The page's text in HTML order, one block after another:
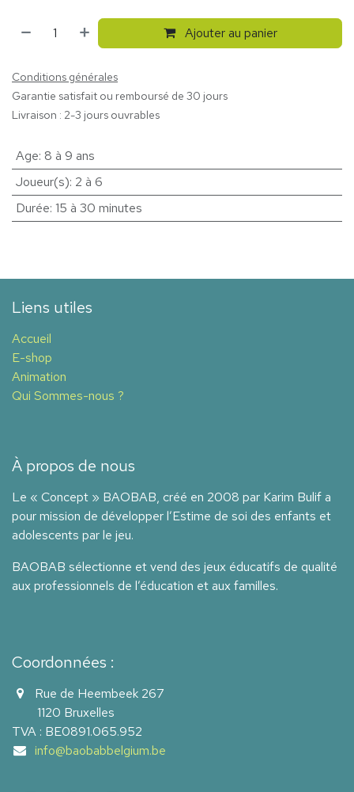
Ajouter au panier
Conditions générales
Garantie satisfait ou remboursé de 30 jours
Livraison : 2-3 jours ouvrables
Age: 8 à 9 ans
Joueur(s): 2 à 6
Durée: 15 à 30 minutes
Liens utiles
Accueil
E-shop
Animation
Qui Sommes-nous ?
À propos de nous
Le « Concept » BAOBAB, créé en 2008 par Karim Bulif a
pour mission de développer l’Estime de soi des enfants et
adolescents par le jeu.
BAOBAB sélectionne et vend des jeux éducatifs de qualité
aux professionnels de l’éducation et aux familles.
Coordonnées :
Rue de Heembeek 267
1120 Bruxelles
TVA : BE0891.065.952
info@baobabbelgium.be